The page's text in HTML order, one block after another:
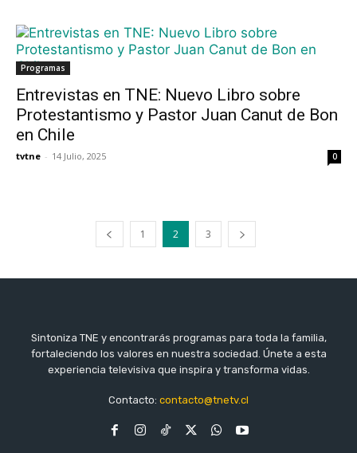
Programas
Entrevistas en TNE: Nuevo Libro sobre
Protestantismo y Pastor Juan Canut de Bon
en Chile
tvtne - 14 Julio, 2025 0
1 2 3
Sintoniza TNE y encontrarás programas para toda la familia,
fortaleciendo los valores en nuestra sociedad. Únete a esta
experiencia televisiva que inspira y transforma vidas.
Contacto: contacto@tnetv.cl